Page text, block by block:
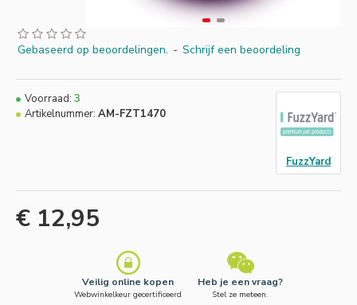
Gebaseerd op beoordelingen. - Schrijf een beoordeling
€ 12,95
Voorraad: 3
Artikelnummer: AM-FZT1470
FuzzYard
Veilig online kopen
Webwinkelkeur gecertificeerd
Heb je een vraag?
Stel ze meteen.